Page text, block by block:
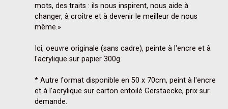
mots, des traits : ils nous inspirent, nous aide à
changer, à croître et à devenir le meilleur de nous
même.»
Ici, oeuvre originale (sans cadre), peinte à l'encre et à
l'acrylique sur papier 300g.
* Autre format disponible en 50 x 70cm, peint à l'encre
et à l'acrylique sur carton entoilé Gerstaecke, prix sur
demande.